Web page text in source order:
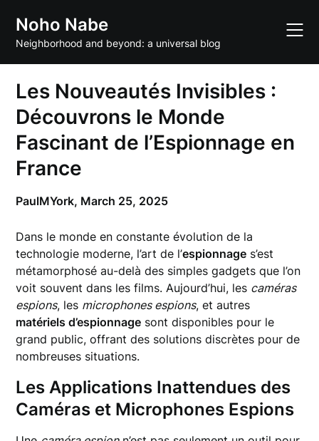
content
Noho Nabe
Neighborhood and beyond: a universal blog
Les Nouveautés Invisibles :
Découvrons le Monde
Fascinant de l’Espionnage en
France
PaulMYork, March 25, 2025
Dans le monde en constante évolution de la
technologie moderne, l’art de l’espionnage s’est
métamorphosé au-delà des simples gadgets que l’on
voit souvent dans les films. Aujourd’hui, les caméras
espions, les microphones espions, et autres
matériels d’espionnage sont disponibles pour le
grand public, offrant des solutions discrètes pour de
nombreuses situations.
Les Applications Inattendues des
Caméras et Microphones Espions